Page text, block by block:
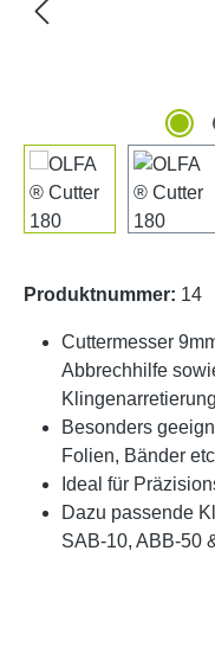
Produktnummer: 14
Cuttermesser
Abbrechhilfe
Klingenarretierung
Besonders
Folien, Bänder etc
Ideal für
Dazu passende
SAB-10, ABB-50